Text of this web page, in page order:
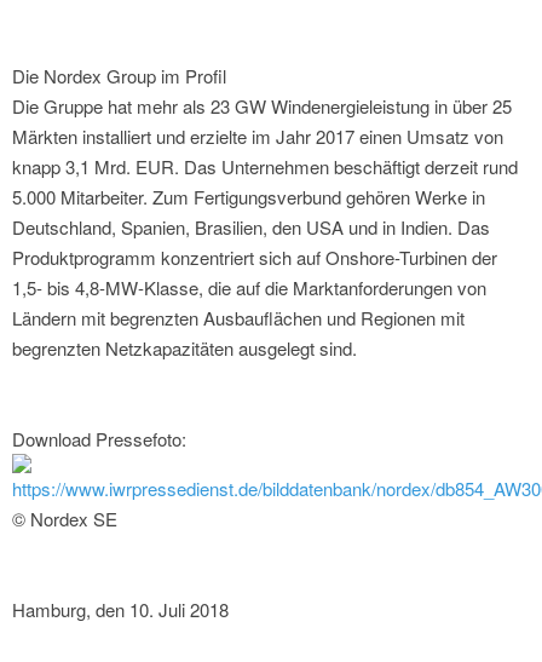
Die Nordex Group im Profil
Die Gruppe hat mehr als 23 GW Windenergieleistung in über 25
Märkten installiert und erzielte im Jahr 2017 einen Umsatz von
knapp 3,1 Mrd. EUR. Das Unternehmen beschäftigt derzeit rund
5.000 Mitarbeiter. Zum Fertigungsverbund gehören Werke in
Deutschland, Spanien, Brasilien, den USA und in Indien. Das
Produktprogramm konzentriert sich auf Onshore-Turbinen der
1,5- bis 4,8-MW-Klasse, die auf die Marktanforderungen von
Ländern mit begrenzten Ausbauflächen und Regionen mit
begrenzten Netzkapazitäten ausgelegt sind.
Download Pressefoto:
https://www.iwrpressedienst.de/bilddatenbank/nordex/
© Nordex SE
Hamburg, den 10. Juli 2018